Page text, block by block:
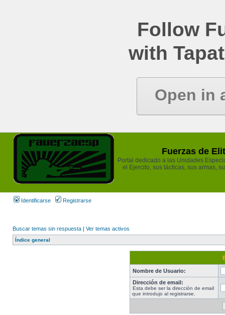
Follow
with
Open in
Fuerzas de
Portal dedicado a las Unidades
el Ejercito, sus tácticas, sus armas,
Identificarse Registrarse
Buscar temas sin respuesta | Ver temas activos
Índice general
Nombre de Usuario:
Dirección de email:
Esta debe ser la dirección de email
que introdujo al registrarse.